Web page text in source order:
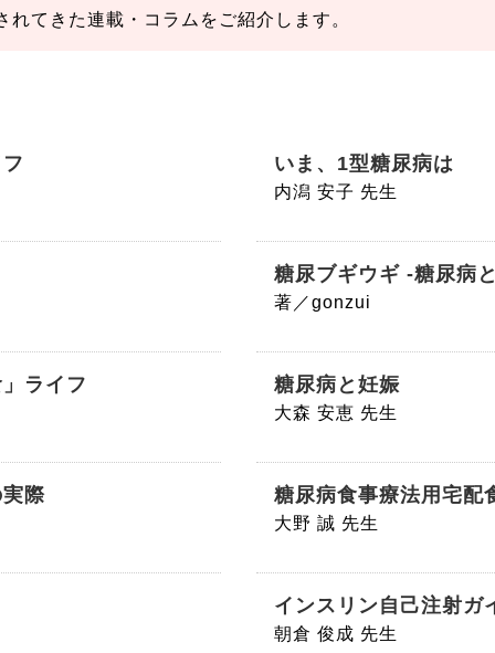
てきた連載・コラムをご紹介します。
いま、1型糖尿病は
内潟 安子 先生
糖尿ブギウギ -糖尿病
著／gonzui
ライフ 糖尿病と妊娠
大森 安恵 先生
際 糖尿病食事療法用宅配
大野 誠 先生
インスリン自己注射ガ
朝倉 俊成 先生